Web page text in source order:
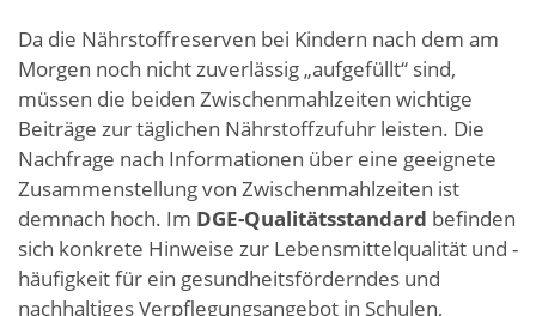
Da die Nährstoffreserven bei Kindern nach dem am
Morgen noch nicht zuverlässig „aufgefüllt“ sind,
müssen die beiden Zwischenmahlzeiten wichtige
Beiträge zur täglichen Nährstoffzufuhr leisten. Die
Nachfrage nach Informationen über eine geeignete
Zusammenstellung von Zwischenmahlzeiten ist
demnach hoch. Im DGE-Qualitätsstandard befinden
sich konkrete Hinweise zur Lebensmittelqualität und -
häufigkeit für ein gesundheitsförderndes und
nachhaltiges Verpflegungsangebot in Schulen,